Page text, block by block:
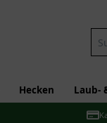
Hecken Laub-